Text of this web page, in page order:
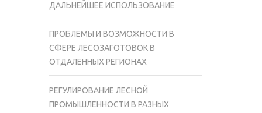
ДАЛЬНЕЙШЕЕ ИСПОЛЬЗОВАНИЕ
ПРОБЛЕМЫ И ВОЗМОЖНОСТИ В
СФЕРЕ ЛЕСОЗАГОТОВОК В
ОТДАЛЕННЫХ РЕГИОНАХ
РЕГУЛИРОВАНИЕ ЛЕСНОЙ
ПРОМЫШЛЕННОСТИ В РАЗНЫХ